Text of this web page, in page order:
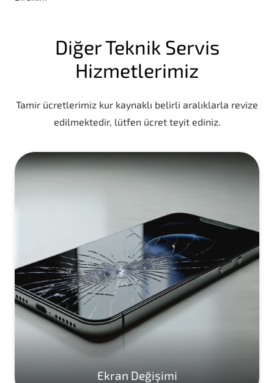
Diğer Teknik Servis
Hizmetlerimiz
Tamir ücretlerimiz kur kaynaklı belirli aralıklarla revize
edilmektedir, lütfen ücret teyit ediniz.
Ekran Değişimi